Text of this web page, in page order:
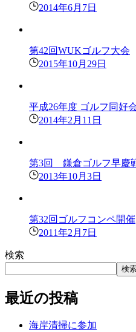
2014年6月7日
第42回WUKゴルフ大会
2015年10月29日
平成26年度 ゴルフ同好
2014年2月11日
第3回 鎌倉ゴルフ早慶
2013年10月3日
第32回ゴルフコンペ開催
2011年2月7日
検索
検
最近の投稿
海岸清掃に参加